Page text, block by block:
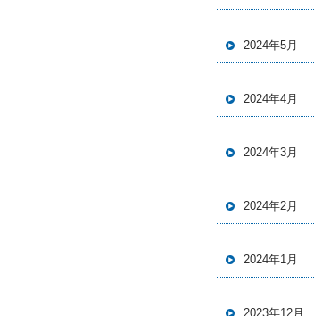
2024年5月
2024年4月
2024年3月
2024年2月
2024年1月
2023年12月